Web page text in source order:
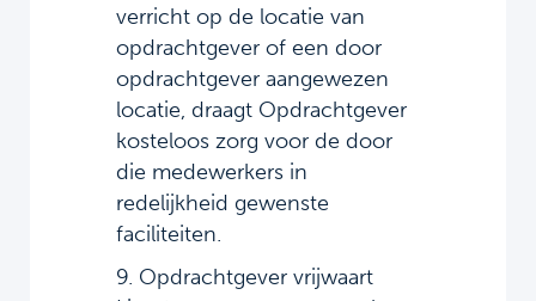
verricht op de locatie van
opdrachtgever of een door
opdrachtgever aangewezen
locatie, draagt Opdrachtgever
kosteloos zorg voor de door
die medewerkers in
redelijkheid gewenste
faciliteiten.
9. Opdrachtgever vrijwaart